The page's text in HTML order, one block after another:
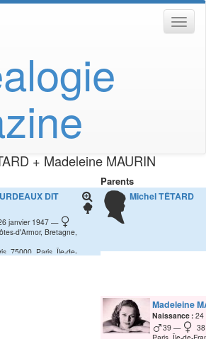
+MadeleineMAURIN
DIT
janvier 1947
d'Armor, Bretagne,
75000, Paris, Île-de-
Parents
MichelTÊTARD
Madeleine
Naissance : 24
39
38